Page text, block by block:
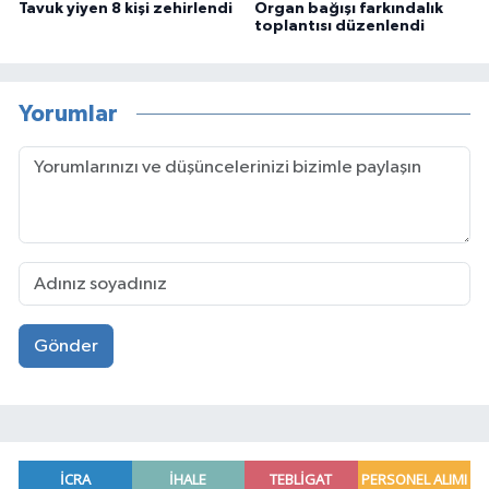
Tavuk yiyen 8 kişi zehirlendi
Organ bağışı farkındalık
toplantısı düzenlendi
Yorumlar
Gönder